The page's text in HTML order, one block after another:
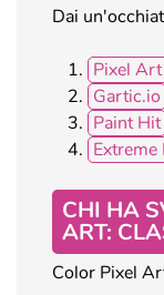
Dai
Pixel
Gartic.io
Paint Hit
Extreme
CHI HA
ART:
Color Pixel